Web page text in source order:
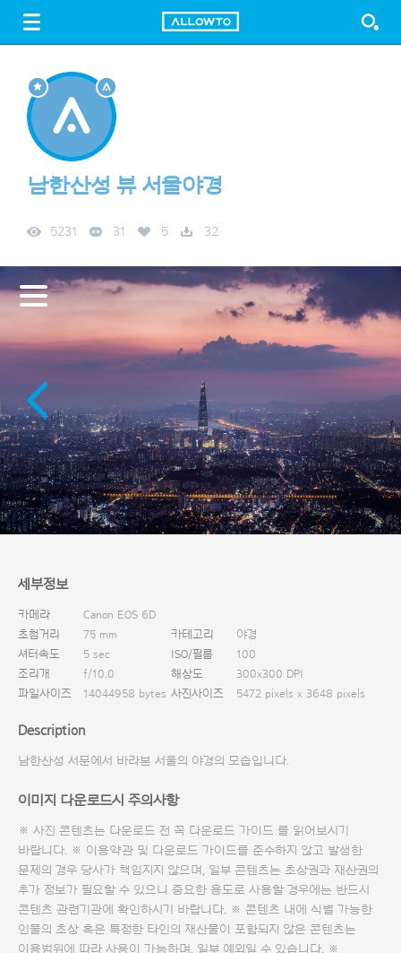
FREE DOWNLOAD
남한산성 뷰 서울야경
5231 31 5 32
세부정보
카메라
Canon EOS 6D
초첨거리
75 mm 카테고리
야경
셔터속도
5 sec ISO/필름
100
조리개
f/10.0 해상도
300x300 DPI
파일사이즈
14044958 bytes 사진사이즈 5472 pixels x 3648 pixels
Description
남한산성 서문에서 바라본 서울의 야경의 모습입니다.
이미지 다운로드시 주의사항
※ 사진 콘텐츠는 다운로드 전 꼭 다운로드 가이드 를 읽어보시기
바랍니다. ※ 이용약관 및 다운로드 가이드를 준수하지 않고 발생한
문제의 경우 당사가 책임지지 않으며, 일부 콘텐츠는 초상권과 재산권의
추가 정보가 필요할 수 있으니 중요한 용도로 사용할 경우에는 반드시
콘텐츠 관련기관에 확인하시기 바랍니다. ※ 콘텐츠 내에 식별 가능한
인물의 초상 혹은 특정한 타인의 재산물이 포함되지 않은 콘텐츠는
이용범위에 따라 사용이 가능하며, 일부 예외일 수 있습니다. ※